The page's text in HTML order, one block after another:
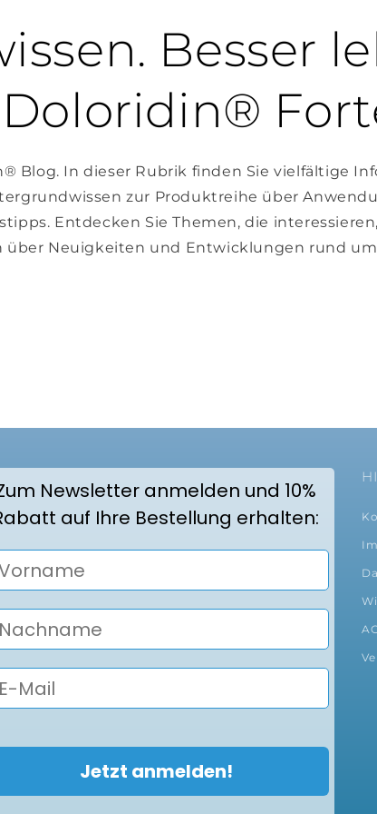
Besser
Blog. In dieser Rubrik finden Sie vielfältige
zur Produktreihe über
Entdecken Sie Themen, die
über Neuigkeiten und Entwicklungen rund um
Newsletter anmelden und 10%
auf Ihre Bestellung erhalten:
Nachname
Mail
Jetzt anmelden!